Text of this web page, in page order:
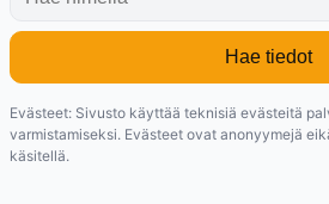
Hae tiedot
Evästeet: Sivusto käyttää teknisiä evästeitä
varmistamiseksi. Evästeet ovat anonyymejä
käsitellä.